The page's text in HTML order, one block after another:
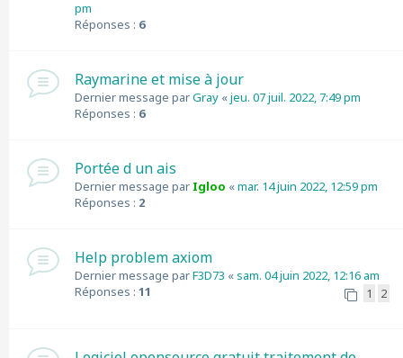
pm
Réponses : 6
Raymarine et mise à jour
Dernier message parGray «jeu. 07 juil. 2022, 7:49 pm
Réponses : 6
Portée d un ais
Dernier message par Igloo «mar. 14 juin 2022, 12:59 pm
Réponses : 2
Help problem axiom
Dernier message parF3D73 «sam. 04 juin 2022, 12:16 am
Réponses : 11 1 2